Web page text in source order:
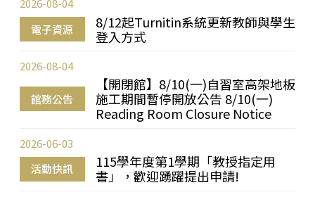
電子資源
8/12起Turnitin系統更新教師與學生
登入方式
2026-08-04
館務公告
【開閉館】8/10(一)自習室高架地板
施工期間暫停開放公告 8/10(一)
Reading Room Closure Notice
2026-08-04
活動快訊
115學年度第1學期「教授指定用
書」，歡迎踴躍提出申請!
2026-06-03